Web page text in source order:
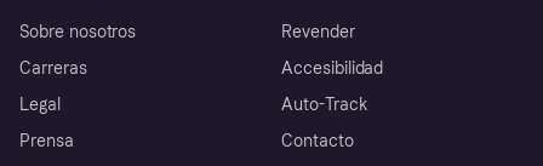
Sobre nosotros
Carreras
Legal
Prensa
Revender
Accesibilidad
Auto-Track
Contacto